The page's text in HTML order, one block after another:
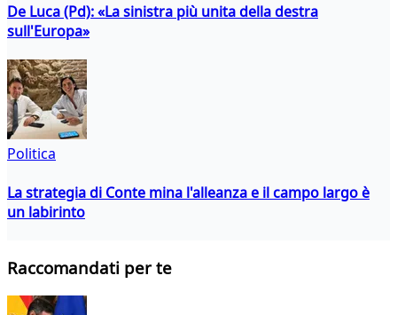
De Luca (Pd): «La sinistra più unita della destra
sull'Europa»
Politica
La strategia di Conte mina l'alleanza e il campo largo è
un labirinto
Raccomandati per te